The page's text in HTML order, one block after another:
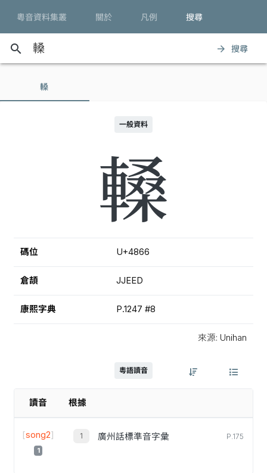
粵音資料集叢 關於 凡例 搜尋
search arrow_forward 搜尋
䡦
一般資料
䡦
碼位 U+4866
倉頡 JJEED
康熙字典 P.1247 #8
來源: Unihan
粵語讀音
讀音 根據
[song2]
1
廣州話標準音字彙 P.175